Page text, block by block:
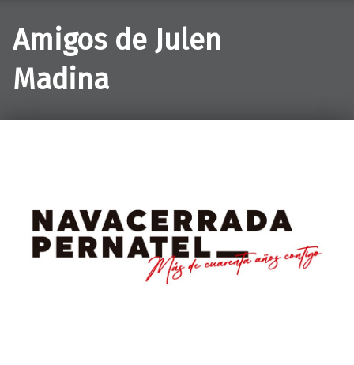
Amigos de Julen
Madina